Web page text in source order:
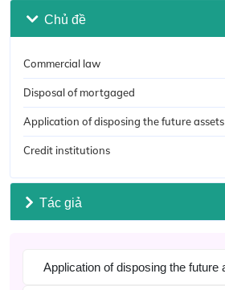
Chủ đề
Commercial law
Disposal of mortgaged
Application of disposing the future assets
Credit institutions
Tác giả